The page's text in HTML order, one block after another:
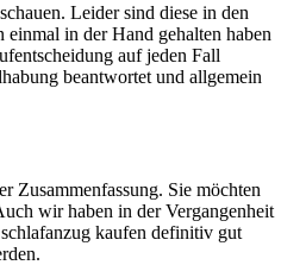
Leider sind diese in den
einmal in der Hand gehalten haben
auf jeden Fall
beantwortet und allgemein
Zusammenfassung. Sie möchten
wir haben in der Vergangenheit
kaufen definitiv gut